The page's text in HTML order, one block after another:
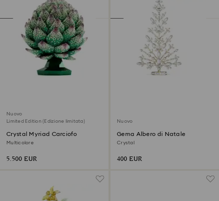
Nuovo
Limited Edition (Edizione limitata)
Crystal Myriad Carciofo
Multicolore
5.500 EUR
Nuovo
Gema Albero di Natale
Crystal
400 EUR